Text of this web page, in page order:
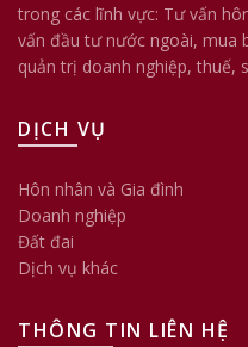
trong các lĩnh vực: Tư vấn
vấn đầu tư nước ngoài, mua
quản trị doanh nghiệp, thuế,
DỊCH VỤ
Hôn nhân và Gia đình
Doanh nghiệp
Đất đai
Dịch vụ khác
THÔNG TIN LIÊN HỆ